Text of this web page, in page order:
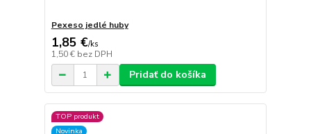
Pexeso jedlé huby
1,85 €/ks
1,50 € bez DPH
Pridať do košíka
TOP produkt
Novinka